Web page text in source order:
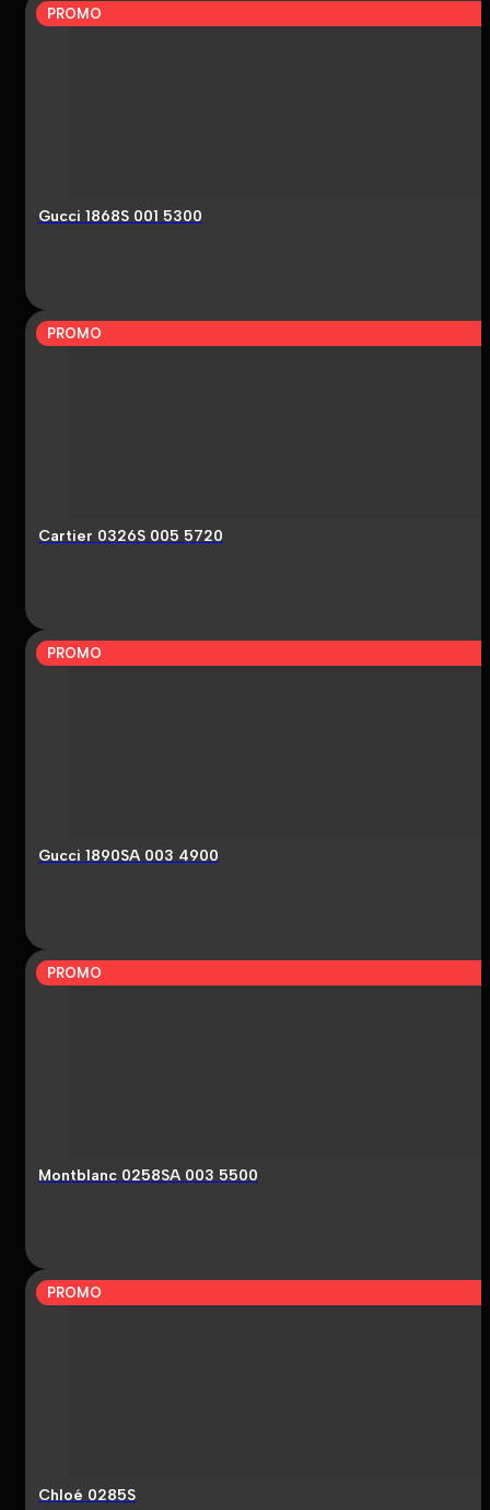
PROMO
Gucci 1868S 001 5300
PROMO
Cartier 0326S 005 5720
PROMO
Gucci 1890SA 003 4900
PROMO
Montblanc 0258SA 003 5500
PROMO
Chloé 0285S